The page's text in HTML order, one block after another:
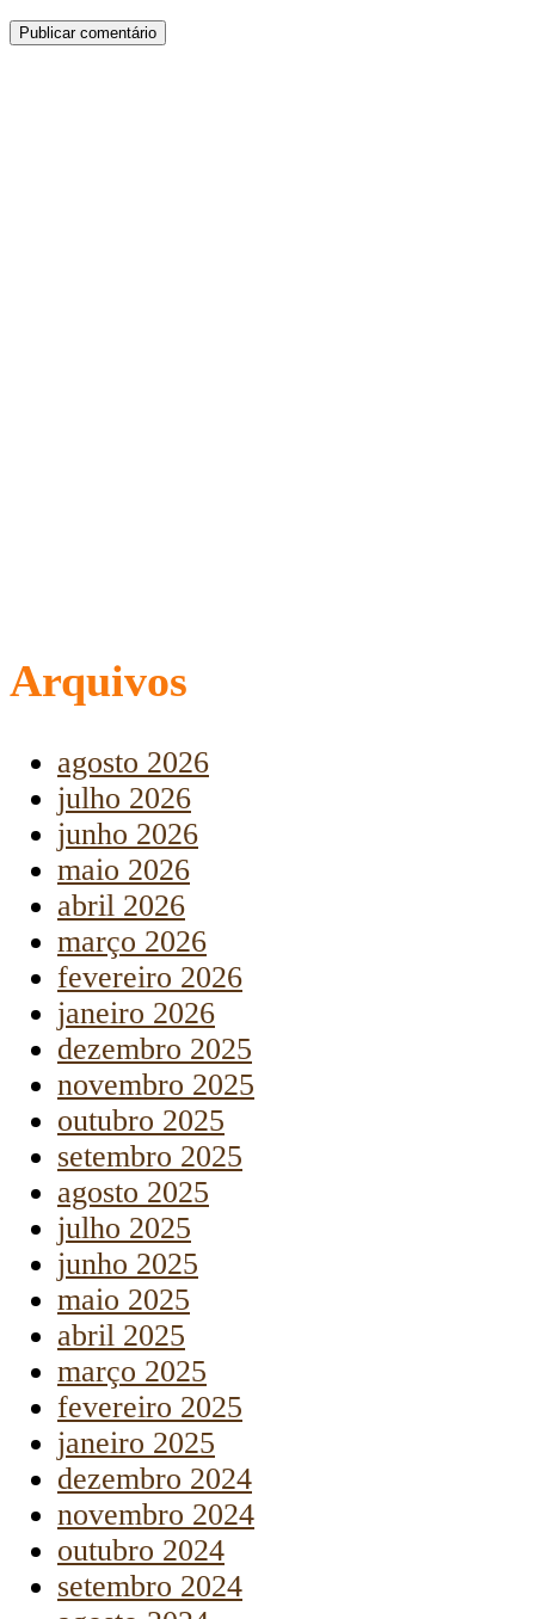
Arquivos
agosto 2026
julho 2026
junho 2026
maio 2026
abril 2026
março 2026
fevereiro 2026
janeiro 2026
dezembro 2025
novembro 2025
outubro 2025
setembro 2025
agosto 2025
julho 2025
junho 2025
maio 2025
abril 2025
março 2025
fevereiro 2025
janeiro 2025
dezembro 2024
novembro 2024
outubro 2024
setembro 2024